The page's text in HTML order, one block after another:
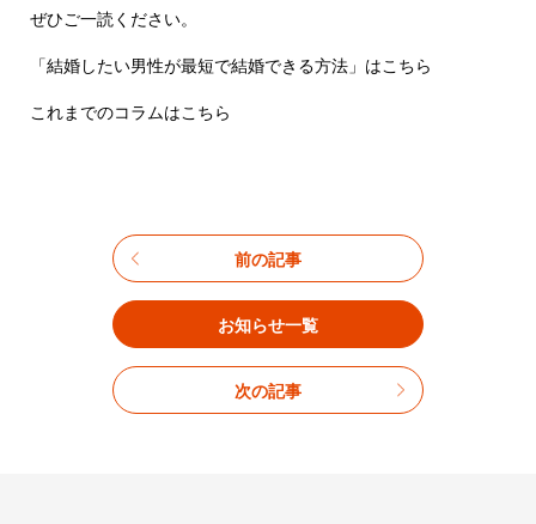
ぜひご一読ください。
「結婚したい男性が最短で結婚できる方法」はこちら
これまでのコラムはこちら
前の記事
お知らせ一覧
次の記事